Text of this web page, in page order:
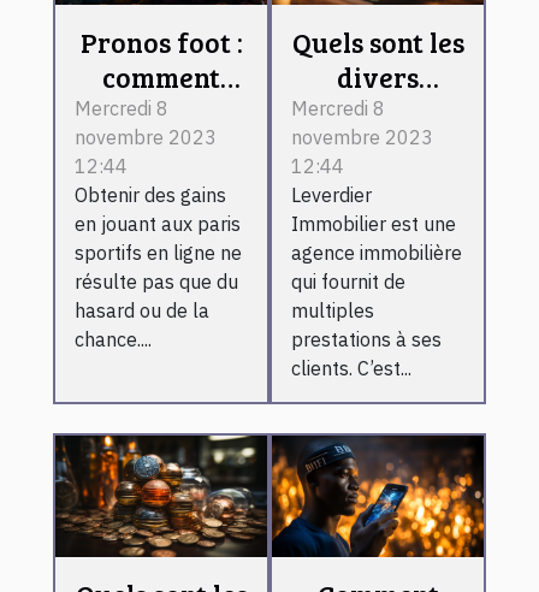
Pronos foot :
comment
devenir un
expert ?
Mercredi 8
novembre 2023
12:44
Obtenir des gains
en jouant aux paris
sportifs en ligne ne
résulte pas que du
hasard ou de la
chance....
Quels sont les
divers
services que
propose
Leverdier
Immobilier ?
Mercredi 8
novembre 2023
12:44
Leverdier
Immobilier est une
agence immobilière
qui fournit de
multiples
prestations à ses
clients. C’est...